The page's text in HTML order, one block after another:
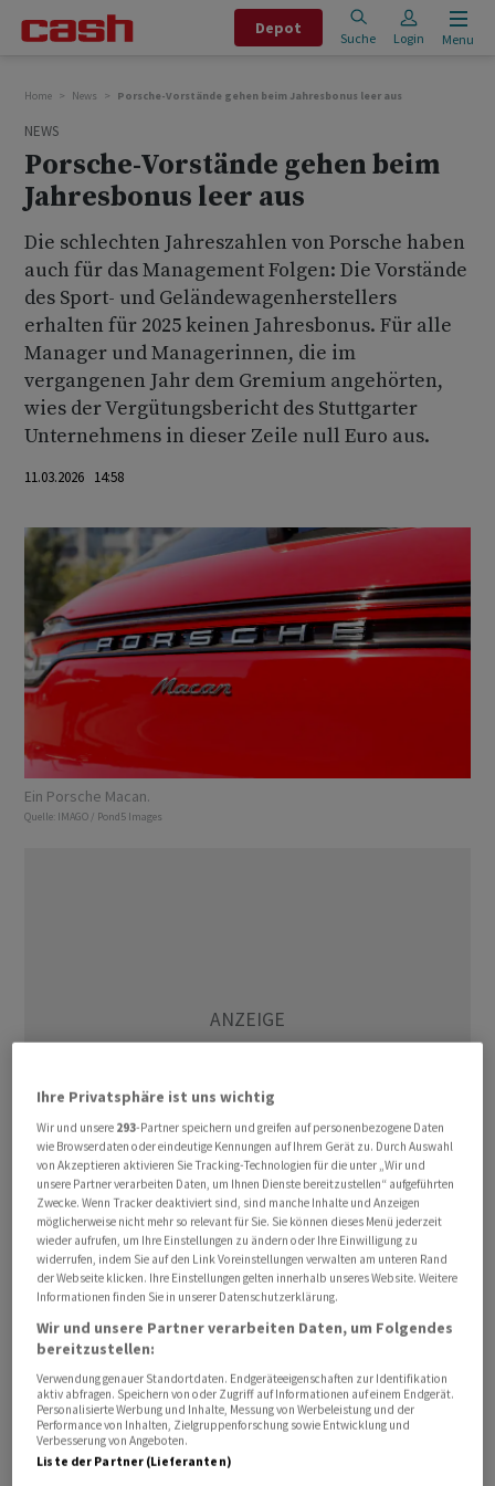
Depot
Suche Login Menu
Home News Porsche-Vorstände gehen beim Jahresbonus leer aus
NEWS
Porsche-Vorstände gehen beim
Jahresbonus leer aus
Die schlechten Jahreszahlen von Porsche haben
auch für das Management Folgen: Die Vorstände
des Sport- und Geländewagenherstellers
erhalten für 2025 keinen Jahresbonus. Für alle
Manager und Managerinnen, die im
vergangenen Jahr dem Gremium angehörten,
wies der Vergütungsbericht des Stuttgarter
Unternehmens in dieser Zeile null Euro aus.
11.03.2026 14:58
Ein Porsche Macan.
Quelle: IMAGO / Pond5 Images
Die Vergütung von Porsche-Vorständen setzt sich aus
Grundgehalt und einem variablen Teil zusammen. Der
Jahresbonus soll Anreize schaffen, «ambitionierte Ziele
zu verfolgen» und so die Ertragskraft des Unternehmens
zu stärken. Die Höhe des Bonus ist unter anderem an
bestimmte Finanzkennzahlen gekoppelt und hängt
davon ab, inwieweit die für das jeweilige Geschäftsjahr
gesetzten Ziele erreicht wurden. Die Ziele legt der
Aufsichtsrat fest.
Ihre Privatsphäre ist uns wichtig
Wir und unsere 293-Partner speichern und greifen auf personenbezogene Daten
wie Browserdaten oder eindeutige Kennungen auf Ihrem Gerät zu. Durch Auswahl
von Akzeptieren aktivieren Sie Tracking-Technologien für die unter „Wir und
unsere Partner verarbeiten Daten, um Ihnen Dienste bereitzustellen“ aufgeführten
Zwecke. Wenn Tracker deaktiviert sind, sind manche Inhalte und Anzeigen
möglicherweise nicht mehr so relevant für Sie. Sie können dieses Menü jederzeit
wieder aufrufen, um Ihre Einstellungen zu ändern oder Ihre Einwilligung zu
widerrufen, indem Sie auf den Link Voreinstellungen verwalten am unteren Rand
der Webseite klicken. Ihre Einstellungen gelten innerhalb unseres Website. Weitere
Informationen finden Sie in unserer Datenschutzerklärung.
Wir und unsere Partner verarbeiten Daten, um Folgendes
bereitzustellen:
Verwendung genauer Standortdaten. Endgeräteeigenschaften zur Identifikation
aktiv abfragen. Speichern von oder Zugriff auf Informationen auf einem Endgerät.
Personalisierte Werbung und Inhalte, Messung von Werbeleistung und der
Performance von Inhalten, Zielgruppenforschung sowie Entwicklung und
Verbesserung von Angeboten.
Liste der Partner (Lieferanten)